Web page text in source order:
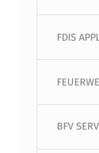
FDIS
BFV